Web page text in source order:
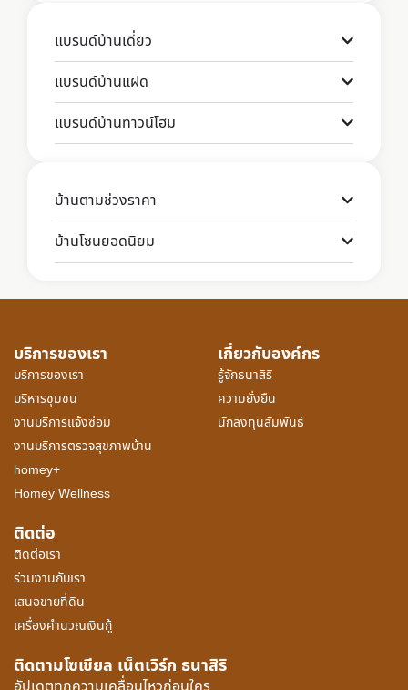
แบรนด์บ้านเดี่ยว
แบรนด์บ้านแฝด
แบรนด์บ้านทาวน์โฮม
บ้านตามช่วงราคา
บ้านโซนยอดนิยม
บริการของเรา
บริการของเรา
บริหารชุมชน
งานบริการแจ้งซ่อม
งานบริการตรวจสุขภาพบ้าน
homey+
Homey Wellness
เกี่ยวกับองค์กร
รู้จักธนาสิริ
ความยั่งยืน
นักลงทุนสัมพันธ์
ติดต่อ
ติดต่อเรา
ร่วมงานกับเรา
เสนอขายที่ดิน
เครื่องคำนวณเงินกู้
ติดตามโซเชียล เน็ตเวิร์ก ธนาสิริ